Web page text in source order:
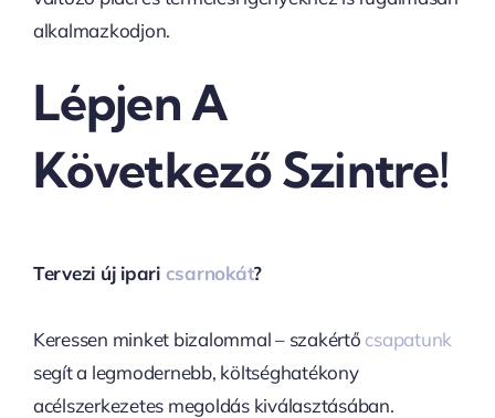
alkalmazkodjon.
Lépjen A
Következő Szintre!
Tervezi új ipari csarnokát?
Keressen minket bizalommal – szakértő csapatunk
segít a legmodernebb, költséghatékony
acélszerkezetes megoldás kiválasztásában.